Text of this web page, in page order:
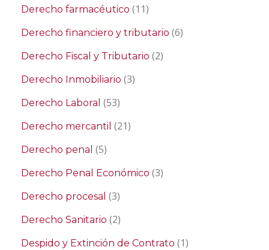
Derecho farmacéutico (11)
Derecho financiero y tributario (6)
Derecho Fiscal y Tributario (2)
Derecho Inmobiliario (3)
Derecho Laboral (53)
Derecho mercantil (21)
Derecho penal (5)
Derecho Penal Económico (3)
Derecho procesal (3)
Derecho Sanitario (2)
Despido y Extinción de Contrato (1)